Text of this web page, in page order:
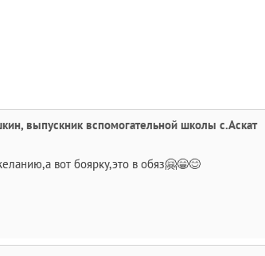
выпускник вспомогательной школы с.Аскат
вот боярку,это в обяз🤗😁😊